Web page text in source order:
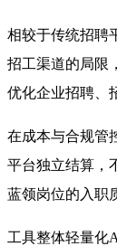
相较于传统招聘
招工渠道的局限
优化企业招聘、
在成本与合规管
平台独立结算，
蓝领岗位的入职
工具整体轻量化